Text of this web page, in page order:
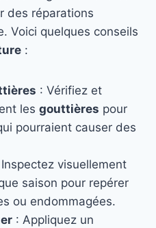
des réparations
Voici quelques conseils
:
: Vérifiez et
les gouttières pour
pourraient causer des
visuellement
saison pour repérer
ou endommagées.
: Appliquez un